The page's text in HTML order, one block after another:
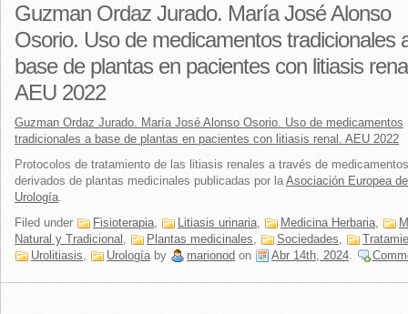
Guzman Ordaz Jurado. María José Alonso
Osorio. Uso de medicamentos tradicionales
base de plantas en pacientes con litiasis
AEU 2022
Guzman Ordaz Jurado. María José Alonso Osorio. Uso de medicamentos
tradicionales a base de plantas en pacientes con litiasis renal. AEU 2022
Protocolos de tratamiento de las litiasis renales a través de medicamentos
derivados de plantas medicinales publicadas por laAsociación Europea de
Urología.
Filed under
Fisioterapia, Litiasis urinaria, Medicina Herbaria,
Natural y Tradicional , Plantas medicinales, Sociedades,
Urolitiasis, Urologíaby marionod on Abr 14th, 2024.